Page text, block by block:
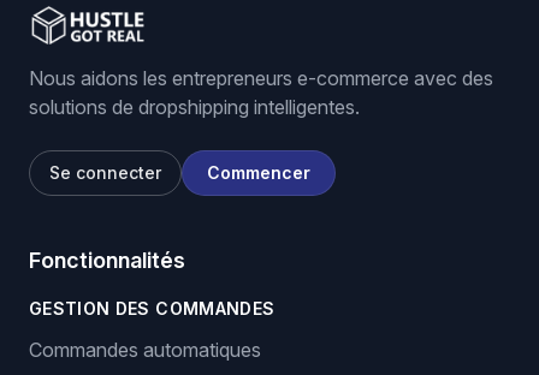
Nous aidons les entrepreneurs e-commerce avec des
solutions de dropshipping intelligentes.
Se connecter Commencer
Fonctionnalités
GESTION DES COMMANDES
Commandes automatiques